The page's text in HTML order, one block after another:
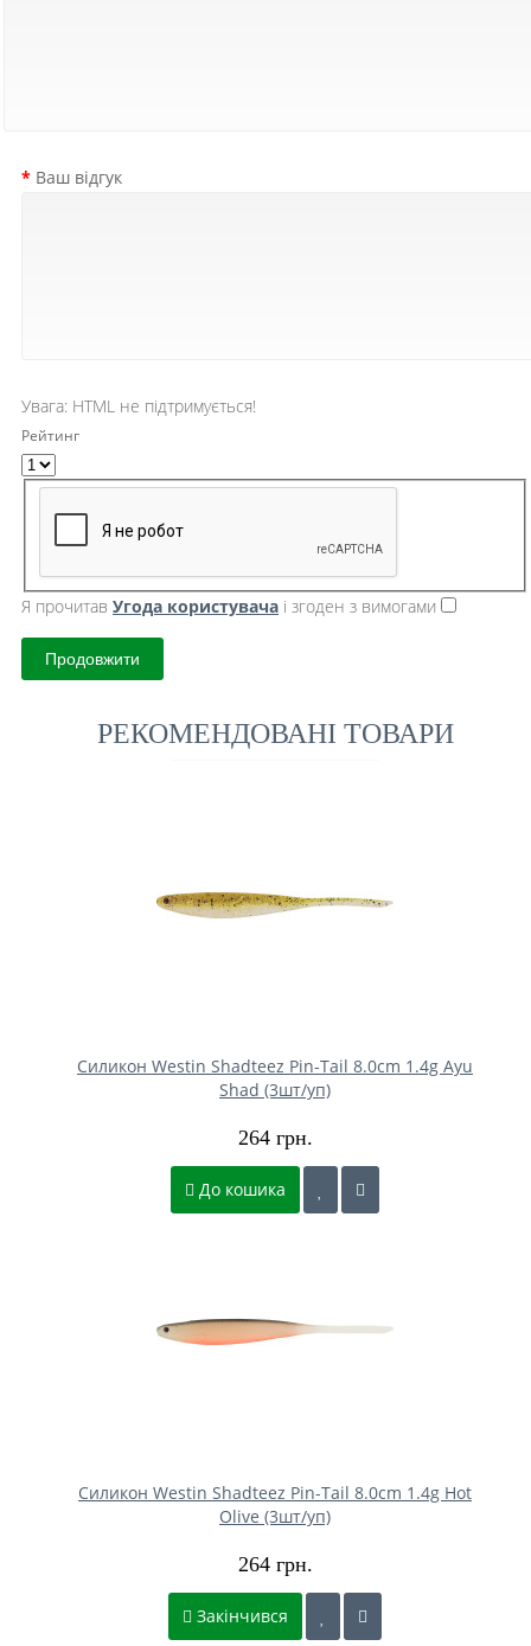
Ваш відгук
Увага: HTML не підтримується!
Рейтинг
Я прочитав Угода користувача і згоден з вимогами
Продовжити
РЕКОМЕНДОВАНІ ТОВАРИ
Силикон Westin Shadteez Pin-Tail 8.0cm 1.4g Ayu
Shad (3шт/уп)
264 грн.
До кошика
Силикон Westin Shadteez Pin-Tail 8.0cm 1.4g Hot
Olive (3шт/уп)
264 грн.
Закінчився